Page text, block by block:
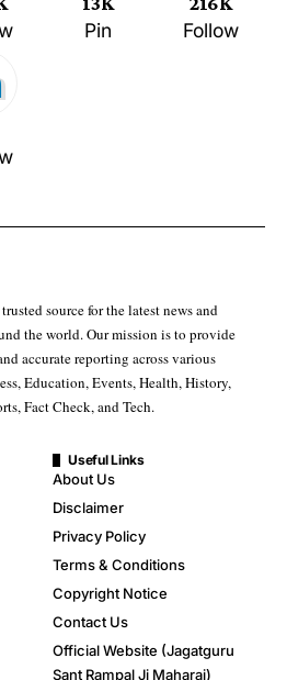
Pin
Follow
source for the latest news and
the world. Our mission is to provide
accurate reporting across various
Education, Events, Health, History,
Fact Check, and Tech.
Useful Links
About Us
Disclaimer
Privacy Policy
Terms & Conditions
Copyright Notice
Contact Us
Official Website (Jagatguru
Sant Rampal Ji Maharaj)